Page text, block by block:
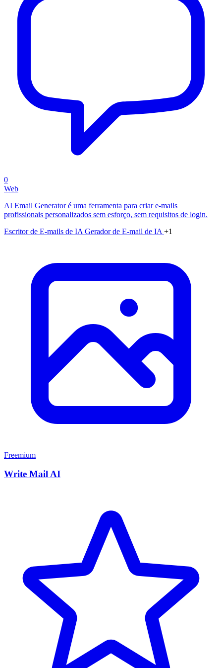
0
Web
AI Email Generator é uma ferramenta para criar e-mails
profissionais personalizados sem esforço, sem requisitos de login.
Escritor de E-mails de IA Gerador de E-mail de IA +1
Freemium
Write Mail AI